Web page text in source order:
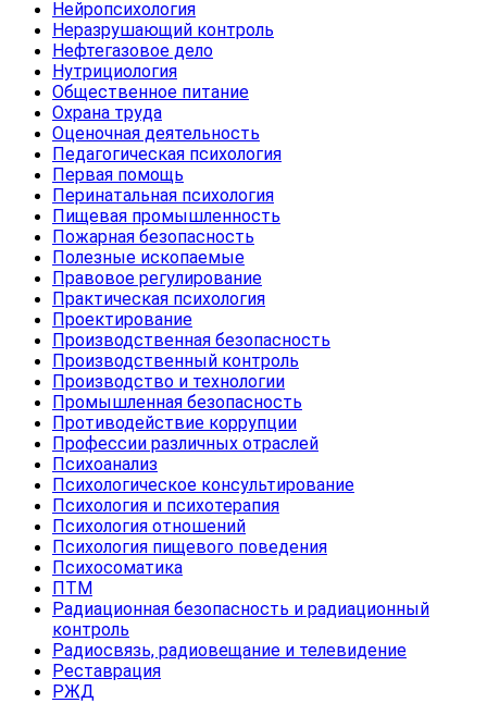
Нейропсихология
Неразрушающий контроль
Нефтегазовое дело
Нутрициология
Общественное питание
Охрана труда
Оценочная деятельность
Педагогическая психология
Первая помощь
Перинатальная психология
Пищевая промышленность
Пожарная безопасность
Полезные ископаемые
Правовое регулирование
Практическая психология
Проектирование
Производственная безопасность
Производственный контроль
Производство и технологии
Промышленная безопасность
Противодействие коррупции
Профессии различных отраслей
Психоанализ
Психологическое консультирование
Психология и психотерапия
Психология отношений
Психология пищевого поведения
Психосоматика
ПТМ
Радиационная безопасность и радиационный
контроль
Радиосвязь, радиовещание и телевидение
Реставрация
РЖД